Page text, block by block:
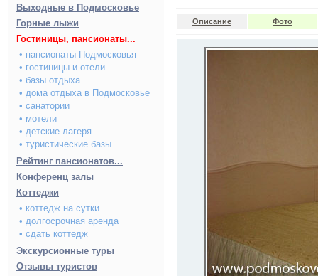
Выходные в Подмосковье
Горные лыжи
Гостиницы, пансионаты...
• пансионаты Подмосковья
• гостиницы и отели
• базы отдыха
• дома отдыха в Подмосковье
• санатории
• мотели
• детские лагеря
• туристические базы
Рейтинг пансионатов...
Конференц залы
Коттеджи
• коттедж на сутки
• долгосрочная аренда
• сдать коттедж
Экскурсионные туры
Отзывы туристов
Описание Фото